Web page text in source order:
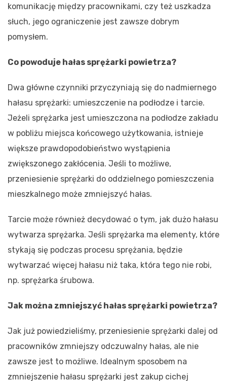
komunikację między pracownikami, czy też uszkadza
słuch, jego ograniczenie jest zawsze dobrym
pomysłem.
Co powoduje hałas sprężarki powietrza?
Dwa główne czynniki przyczyniają się do nadmiernego
hałasu sprężarki: umieszczenie na podłodze i tarcie.
Jeżeli sprężarka jest umieszczona na podłodze zakładu
w pobliżu miejsca końcowego użytkowania, istnieje
większe prawdopodobieństwo wystąpienia
zwiększonego zakłócenia. Jeśli to możliwe,
przeniesienie sprężarki do oddzielnego pomieszczenia
mieszkalnego może zmniejszyć hałas.
Tarcie może również decydować o tym, jak dużo hałasu
wytwarza sprężarka. Jeśli sprężarka ma elementy, które
stykają się podczas procesu sprężania, będzie
wytwarzać więcej hałasu niż taka, która tego nie robi,
np. sprężarka śrubowa.
Jak można zmniejszyć hałas sprężarki powietrza?
Jak już powiedzieliśmy, przeniesienie sprężarki dalej od
pracowników zmniejszy odczuwalny hałas, ale nie
zawsze jest to możliwe. Idealnym sposobem na
zmniejszenie hałasu sprężarki jest zakup cichej